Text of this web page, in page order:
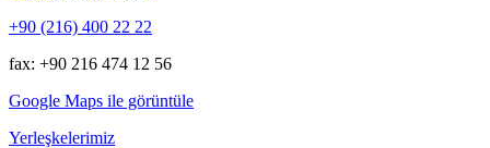
+90 (216) 400 22 22
fax: +90 216 474 12 56
Google Maps ile görüntüle
Yerleşkelerimiz